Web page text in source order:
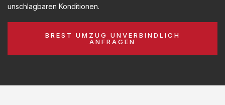
unschlagbaren Konditionen.
BREST UMZUG UNVERBINDLICH
ANFRAGEN